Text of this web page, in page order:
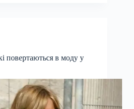
повертаються в моду у